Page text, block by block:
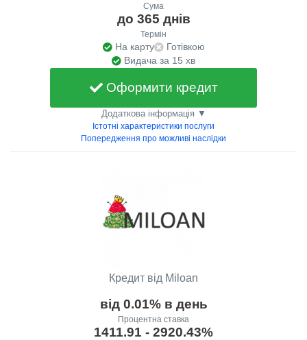
Сума
до 365 днів
Термін
На карту
Готівкою
Видача за 15 хв
Оформити кредит
Додаткова інформація ▼
Істотні характеристики послуги
Попередження про можливі наслідки
Кредит від Miloan
від 0.01% в день
Процентна ставка
1411.91 - 2920.43%